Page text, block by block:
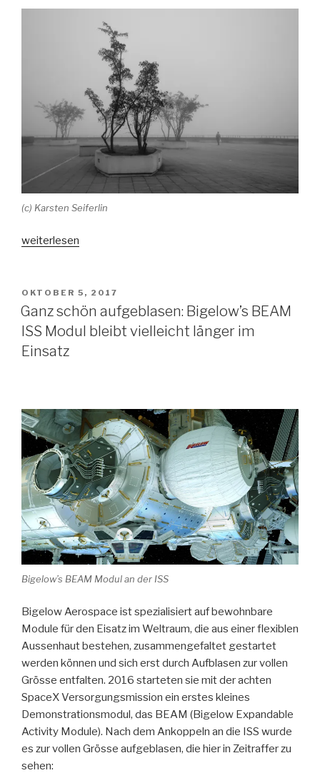
(c) Karsten Seiferlin
„Einsamkeit
Leben
mehr
verkürzen
als
Adipositas
das
ein
fragwürdiger
Vergleich
ist)“
weiterlesen
VERÖFFENTLICHT
AM
OKTOBER 5, 2017
Ganz schön aufgeblasen: Bigelow’s BEAM
ISS Modul bleibt vielleicht länger im
Einsatz
Bigelow’s BEAM Modul an der ISS
Bigelow Aerospace ist spezialisiert auf bewohnbare
Module für den Eisatz im Weltraum, die aus einer flexiblen
Aussenhaut bestehen, zusammengefaltet gestartet
werden können und sich erst durch Aufblasen zur vollen
Grösse entfalten. 2016 starteten sie mit der achten
SpaceX Versorgungsmission ein erstes kleines
Demonstrationsmodul, das BEAM (Bigelow Expandable
Activity Module). Nach dem Ankoppeln an die ISS wurde
es zur vollen Grösse aufgeblasen, die hier in Zeitraffer zu
sehen: